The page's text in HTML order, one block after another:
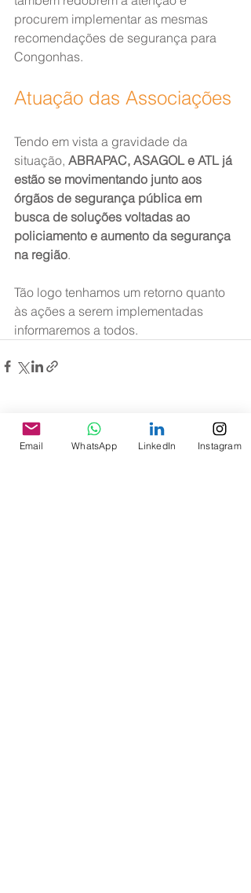
procurem implementar as mesmas
recomendações de segurança para
Congonhas.
Atuação das Associações
Tendo em vista a gravidade da
situação, ABRAPAC, ASAGOL e ATL já
estão se movimentando junto aos
órgãos de segurança pública em
busca de soluções voltadas ao
policiamento e aumento da segurança
na região.
Tão logo tenhamos um retorno quanto
às ações a serem implementadas
informaremos a todos.
Posts recentes Ver tudo
Email WhatsApp LinkedIn Instagram